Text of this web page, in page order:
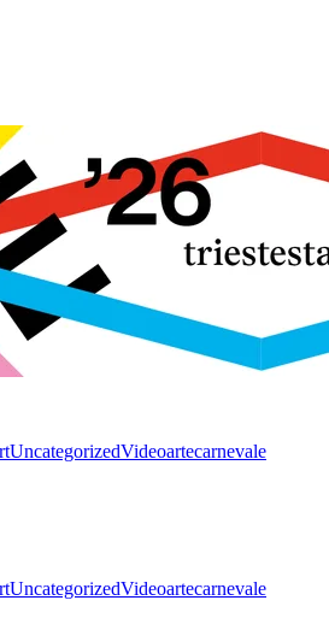
UncategorizedVideoartecarnevale
UncategorizedVideoartecarnevale